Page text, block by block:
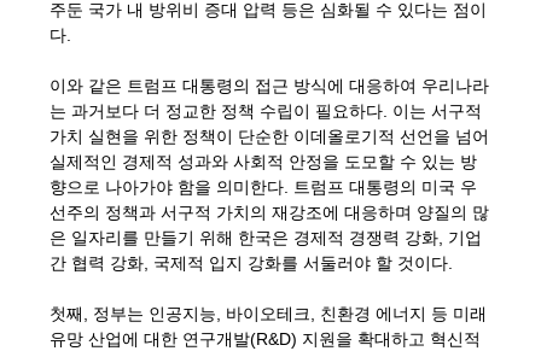
주둔 국가 내 방위비 증대 압력 등은 심화될 수 있다는 점이
다.
이와 같은 트럼프 대통령의 접근 방식에 대응하여 우리나라
는 과거보다 더 정교한 정책 수립이 필요하다. 이는 서구적
가치 실현을 위한 정책이 단순한 이데올로기적 선언을 넘어
실제적인 경제적 성과와 사회적 안정을 도모할 수 있는 방
향으로 나아가야 함을 의미한다. 트럼프 대통령의 미국 우
선주의 정책과 서구적 가치의 재강조에 대응하며 양질의 많
은 일자리를 만들기 위해 한국은 경제적 경쟁력 강화, 기업
간 협력 강화, 국제적 입지 강화를 서둘러야 할 것이다.
첫째, 정부는 인공지능, 바이오테크, 친환경 에너지 등 미래
유망 산업에 대한 연구개발(R&D) 지원을 확대하고 혁신적